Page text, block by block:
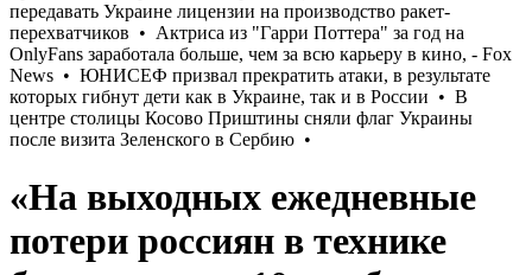
«На выходных ежедневные
потери россиян в технике